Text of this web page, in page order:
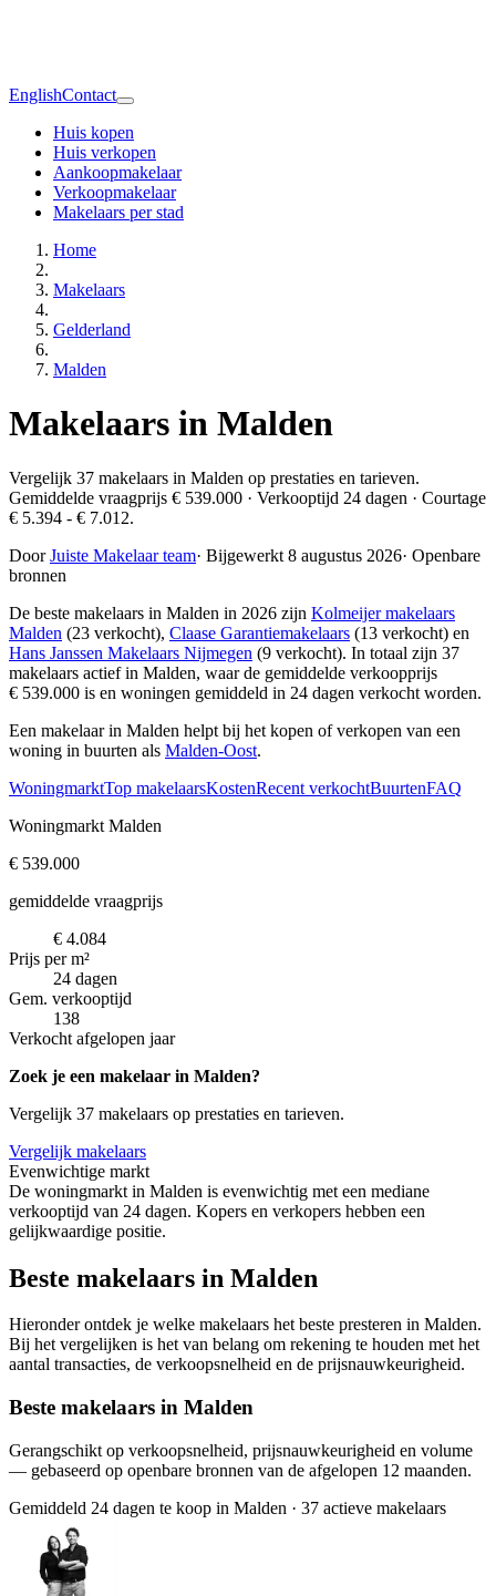
EnglishContact
Huis kopen
Huis verkopen
Aankoopmakelaar
Verkoopmakelaar
Makelaars per stad
Home
Makelaars
Gelderland
Malden
Makelaars in Malden
Vergelijk 37 makelaars in Malden op prestaties en tarieven.
Gemiddelde vraagprijs € 539.000 · Verkooptijd 24 dagen · Courtage
€ 5.394 - € 7.012.
DoorJuiste Makelaar team· Bijgewerkt 8 augustus 2026· Openbare
bronnen
De beste makelaars in Malden in 2026 zijn Kolmeijer makelaars
Malden (23 verkocht), Claase Garantiemakelaars (13 verkocht) en
Hans Janssen Makelaars Nijmegen (9 verkocht). In totaal zijn 37
makelaars actief in Malden, waar de gemiddelde verkoopprijs
€ 539.000 is en woningen gemiddeld in 24 dagen verkocht worden.
Een makelaar in Malden helpt bij het kopen of verkopen van een
woning in buurten als Malden-Oost.
WoningmarktTop makelaarsKostenRecent verkochtBuurtenFAQ
Woningmarkt Malden
€ 539.000
gemiddelde vraagprijs
€ 4.084
Prijs per m²
24 dagen
Gem. verkooptijd
138
Verkocht afgelopen jaar
Zoek je een makelaar in Malden?
Vergelijk 37 makelaars op prestaties en tarieven.
Vergelijk makelaars
Evenwichtige markt
De woningmarkt in Malden is evenwichtig met een mediane
verkooptijd van 24 dagen. Kopers en verkopers hebben een
gelijkwaardige positie.
Beste makelaars in Malden
Hieronder ontdek je welke makelaars het beste presteren in Malden.
Bij het vergelijken is het van belang om rekening te houden met het
aantal transacties, de verkoopsnelheid en de prijsnauwkeurigheid.
Beste makelaars in Malden
Gerangschikt op verkoopsnelheid, prijsnauwkeurigheid en volume
— gebaseerd op openbare bronnen van de afgelopen 12 maanden.
Gemiddeld 24 dagen te koop in Malden · 37 actieve makelaars